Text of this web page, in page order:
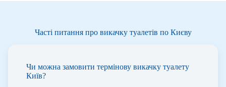
Часті питання про викачку туалетів по Києву
Чи можна замовити термінову викачку туалету
Київ?